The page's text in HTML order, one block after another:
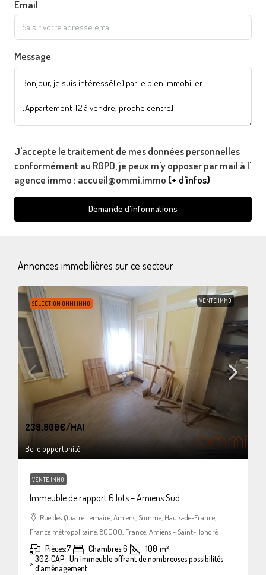
Email
Message
J'accepte le traitement de mes données personnelles
conformément au RGPD, je peux m'y opposer par mail à l'
agence immo : accueil@ommi.immo (+ d'infos)
Demande d'informations
Annonces immobilières sur ce secteur
SÉLECTION OMMI IMMO VENTE IMMO
239.900€/HAI
Belle opportunité
VENTE IMMO
Immeuble de rapport 6 lots – Amiens Sud
Rue des Quatre Lemaire, Amiens, Somme, Hauts-de-France,
France métropolitaine, 80000, France, Amiens - Saint-Honoré
Pièces:7 Chambres:6 100 m²
>:302-CAP : Un immeuble offrant de nombreuses possibilités
d’aménagement